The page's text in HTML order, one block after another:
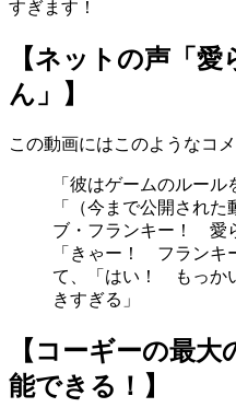
すぎます！
【ネットの声「
ん」】
この動画にはこのようなコメ
「彼はゲームのルール
「（今まで公開され
ブ・フランキー！ 愛
「きゃー！ フランキ
て、「はい！ もっか
きすぎる」
【コーギーの最
能できる！】